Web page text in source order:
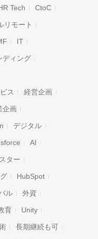
Tech CtoC
リモート
IT
ディング
ス 経営企画
企画
デジタル
AI
ター
HubSpot
ル 外資
育 Unity
長期継続も可